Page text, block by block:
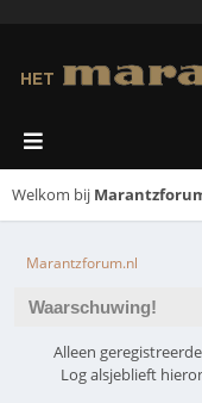
Welkom bij
Marantzforum.nl
Waarschuwing!
Alleen
Log alsjeblieft